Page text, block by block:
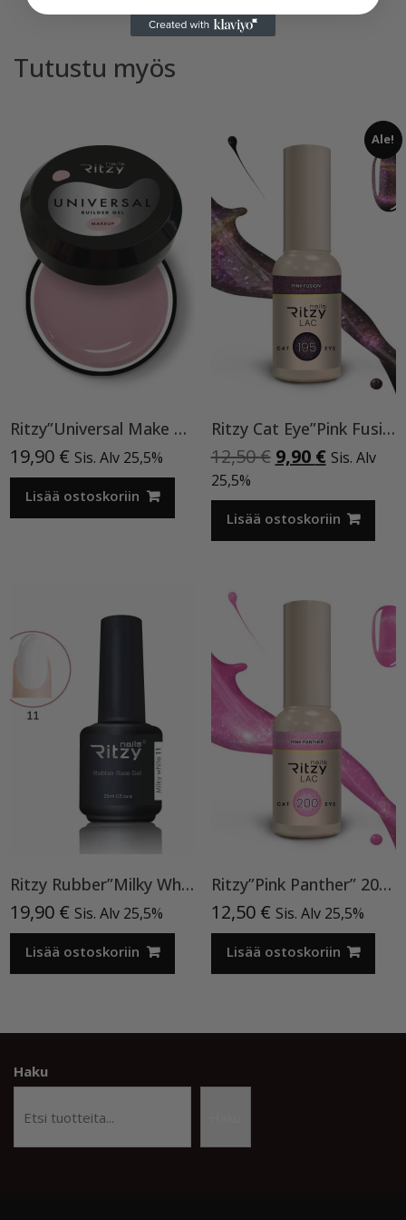
Tutustu myös
Ritzy”Universal Make Up”15ml, rakennegeeli TPO vapaa
19,90 € Sis. Alv 25,5%
Lisää ostoskoriin
Ale!
Ritzy Cat Eye”Pink Fusion”195,geelilakka
12,50€ Alkuperäinen
oli:
12,50 €.
9,90 €Nykyinen
on:
9,90 €.
Sis. Alv
25,5%
Lisää ostoskoriin
Ritzy Rubber”Milky White”11 , alusgeeli
19,90 € Sis. Alv 25,5%
Lisää ostoskoriin
Ritzy”Pink Panther” 200, Cat Eye
12,50 € Sis. Alv 25,5%
Lisää ostoskoriin
Haku